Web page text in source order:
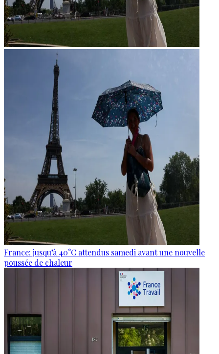
France: jusqu’à 40°C attendus samedi avant une nouvelle
poussée de chaleur